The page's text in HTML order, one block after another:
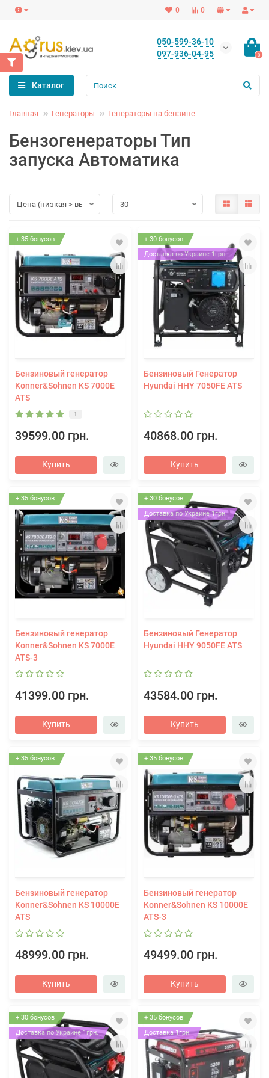
0
0
050-599-36-10
097-936-04-95
0
Каталог
Главная Генераторы Генераторы на бензине
Бензогенераторы Тип
запуска Автоматика
+ 35 бонусов
Бензиновый генератор
Konner&Sohnen KS 7000E
ATS
1
39599.00 грн.
Купить
+ 30 бонусов
Доставка по Украине 1грн.
Бензиновый Генератор
Hyundai HHY 7050FE ATS
40868.00 грн.
Купить
+ 35 бонусов
Бензиновый генератор
Konner&Sohnen KS 7000E
ATS-3
41399.00 грн.
Купить
+ 30 бонусов
Доставка по Украине 1грн.
Бензиновый Генератор
Hyundai HHY 9050FE ATS
43584.00 грн.
Купить
+ 35 бонусов
Бензиновый генератор
Konner&Sohnen KS 10000E
ATS
48999.00 грн.
Купить
+ 35 бонусов
Бензиновый генератор
Konner&Sohnen KS 10000E
ATS-3
49499.00 грн.
Купить
+ 30 бонусов
Доставка по Украине 1грн.
+ 35 бонусов
Доставка 1грн.